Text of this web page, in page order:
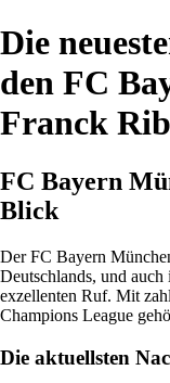
Die
den FC
Franck
FC Bayern
Blick
Der FC Bayern
Deutschlands, und
exzellenten Ruf. Mit
Champions League
Die aktuellsten